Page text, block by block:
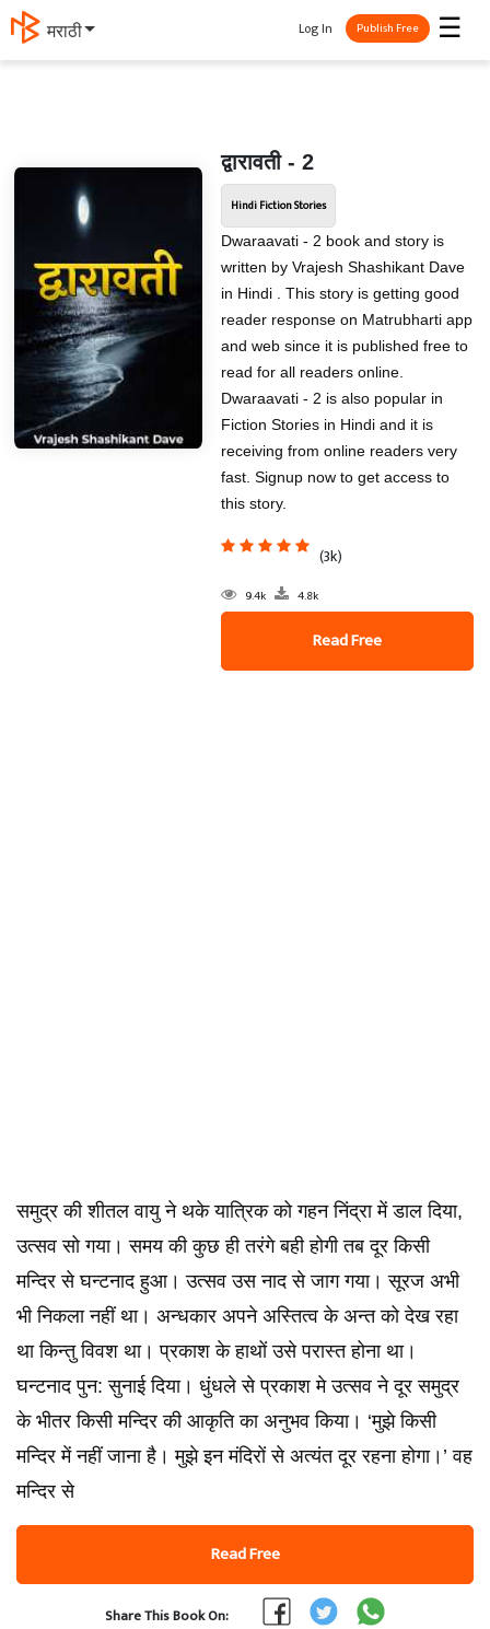
मराठी ☰
Log In Publish Free
द्वारावती - 2
Hindi Fiction Stories
Dwaraavati - 2 book and story is
written by Vrajesh Shashikant Dave
in Hindi . This story is getting good
reader response on Matrubharti app
and web since it is published free to
read for all readers online.
Dwaraavati - 2 is also popular in
Fiction Stories in Hindi and it is
receiving from online readers very
fast. Signup now to get access to
this story.
(3k)
9.4k 4.8k
Read Free
समुद्र की शीतल वायु ने थके यात्रिक को गहन निंद्रा में डाल दिया,
उत्सव सो गया। समय की कुछ ही तरंगे बही होगी तब दूर किसी
मन्दिर से घन्टनाद हुआ। उत्सव उस नाद से जाग गया। सूरज अभी
भी निकला नहीं था। अन्धकार अपने अस्तित्व के अन्त को देख रहा
था किन्तु विवश था। प्रकाश के हाथों उसे परास्त होना था।
घन्टनाद पुन: सुनाई दिया। धुंधले से प्रकाश मे उत्सव ने दूर समुद्र
के भीतर किसी मन्दिर की आकृति का अनुभव किया। ‘मुझे किसी
मन्दिर में नहीं जाना है। मुझे इन मंदिरों से अत्यंत दूर रहना होगा।’ वह
मन्दिर से
Read Free
Share This Book On: